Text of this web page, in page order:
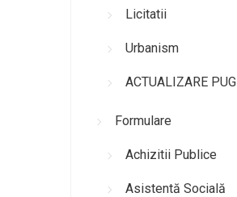
Licitatii
Urbanism
ACTUALIZARE PUG
Formulare
Achizitii Publice
Asistentă Socială